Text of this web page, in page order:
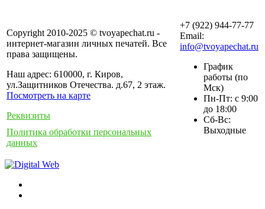
Copyright 2010-2025 © tvoyapechat.ru -
интернет-магазин личных печатей. Все
права защищены.
Наш адрес: 610000, г. Киров,
ул.Защитников Отечества. д.67, 2 этаж.
Посмотреть на карте
Реквизиты
Политика обработки персональных
данных
+7 (922) 944-77-77
Email:
info@tvoyapechat.ru
График
работы (по
Мск)
Пн-Пт: с 9:00
до 18:00
Сб-Вс:
Выходные